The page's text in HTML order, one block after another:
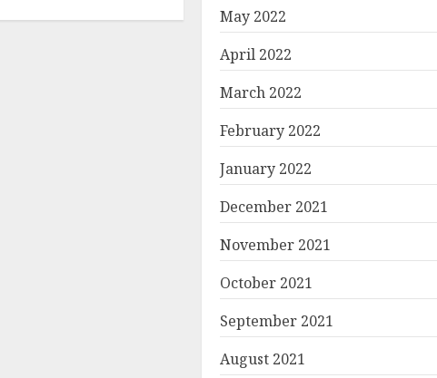
May 2022
April 2022
March 2022
February 2022
January 2022
December 2021
November 2021
October 2021
September 2021
August 2021